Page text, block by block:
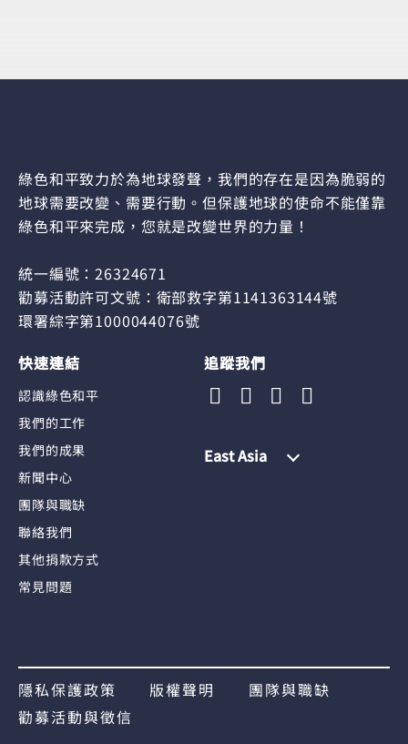
綠色和平致力於為地球發聲，我們的存在是因為脆弱的
地球需要改變、需要行動。但保護地球的使命不能僅靠
綠色和平來完成，您就是改變世界的力量！
統一編號：26324671
勸募活動許可文號：衛部救字第1141363144號
環署綜字第1000044076號
快速連結
認識綠色和平
我們的工作
我們的成果
新聞中心
團隊與職缺
聯絡我們
其他捐款方式
常見問題
追蹤我們
East Asia
隱私保護政策 版權聲明
團隊與職缺
勸募活動與徵信